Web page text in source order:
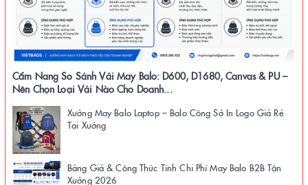
Cẩm Nang So Sánh Vải May Balo: D600, D1680, Canvas & PU –
Nên Chọn Loại Vải Nào Cho Doanh...
Xưởng May Balo Laptop – Balo Công Sở In Logo Giá Rẻ
Tại Xưởng
Bảng Giá & Công Thức Tính Chi Phí May Balo B2B Tận
Xưởng 2026